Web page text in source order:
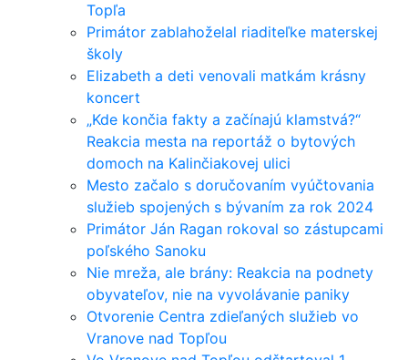
Topľa
Primátor zablahoželal riaditeľke materskej
školy
Elizabeth a deti venovali matkám krásny
koncert
„Kde končia fakty a začínajú klamstvá?“
Reakcia mesta na reportáž o bytových
domoch na Kalinčiakovej ulici
Mesto začalo s doručovaním vyúčtovania
služieb spojených s bývaním za rok 2024
Primátor Ján Ragan rokoval so zástupcami
poľského Sanoku
Nie mreža, ale brány: Reakcia na podnety
obyvateľov, nie na vyvolávanie paniky
Otvorenie Centra zdieľaných služieb vo
Vranove nad Topľou